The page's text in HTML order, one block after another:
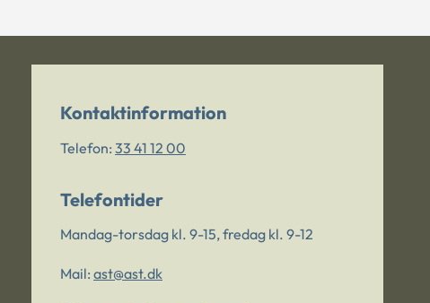
Kontaktinformation
Telefon: 33 41 12 00
Telefontider
Mandag-torsdag kl. 9-15, fredag kl. 9-12
Mail: ast@ast.dk